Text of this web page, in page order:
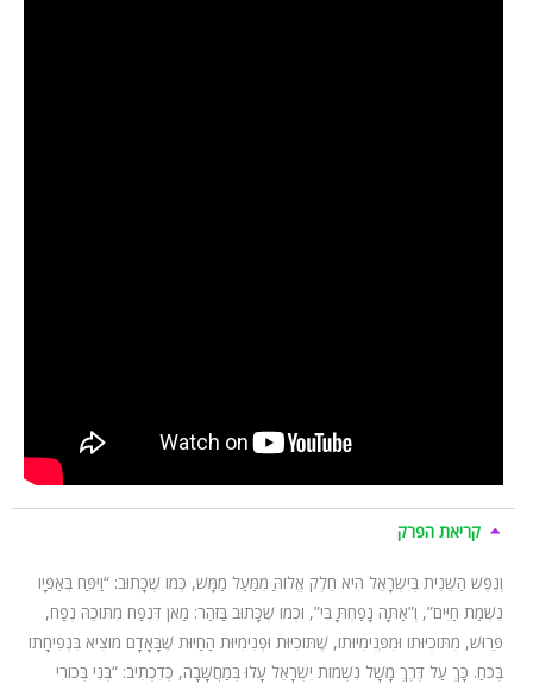
קריאת הפרק
וְנֶפֶשׁ הַשֵּׁנִית בְּיִשְׂרָאֵל הִיא חֵלֶק אֱלוֹהַּ מִמַּעַל מַמָּשׁ, כְּמוֹ שֶׁכָּתוּב: “וַיִּפַּח בְּאַפָּיו
נִשְׁמַת חַיִּים”, וְ”אַתָּה נָפַחְתָּ בִּי”, וּכְמוֹ שֶׁכָּתוּב בַּזֹּהַר: מַאן דִּנְפַח מִתּוֹכֵהּ נְפַח,
פֵּרוּשׁ, מִתּוֹכִיּוּתוֹ וּמִפְּנִימִיּוּתוֹ, שֶׁתּוֹכִיּוּת וּפְנִימִיּוּת הַחַיּוּת שֶׁבָּאָדָם מוֹצִיא בִּנְפִיחָתוֹ
בְּכֹחַ. כָּךְ עַל דֶּרֶךְ מָשָׁל נִשְׁמוֹת יִשְׂרָאֵל עָלוּ בְּמַחֲשָׁבָה, כְּדִכְתִיב: “בְּנִי בְּכוֹרִי